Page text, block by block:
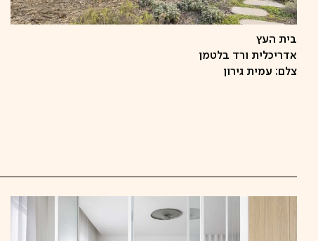
בית העץ
אדריכלית ורד בלטמן
צלם: עמית גירון